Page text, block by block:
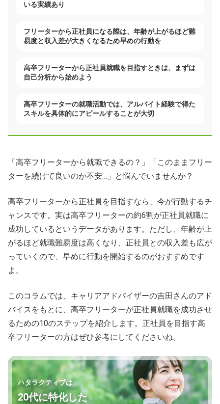
いる実績あり
フリーターから正社員になる際は、年齢が上がるほど難
易度と収入差が大きくなるため早めの行動を
高卒フリーターから正社員就職を目指すときは、まずは
自己分析から始めよう
高卒フリーターの就職活動では、アルバイト経験で得た
スキルを具体的にアピールすることが大切
「高卒フリーターから就職できるの？」「このままフリー
ターを続けて良いのか不安…」と悩んでいませんか？
高卒フリーターから正社員を目指すなら、今が行動するチ
ャンスです。実は高卒フリーターの約6割が正社員就職に
成功しているというデータがあります。ただし、年齢が上
がるほど就職難易度は高くなり、正社員との収入差も広が
っていくので、早めに行動を開始するのがおすすめです
よ。
このコラムでは、キャリアアドバイザーの吉田さんのアド
バイスをもとに、高卒フリーターが正社員就職を成功させ
るための10のステップを紹介します。正社員を目指す高
卒フリーターの方はぜひ参考にしてくださいね。
ハタラクティブは
20代に特化した